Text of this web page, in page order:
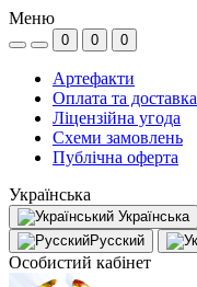
Меню
0 0 0
Артефакти
Оплата та доставка
Ліцензійна угода
Схеми замовлень
Публічна оферта
Українська
Українська
Русский
Особистий кабінет